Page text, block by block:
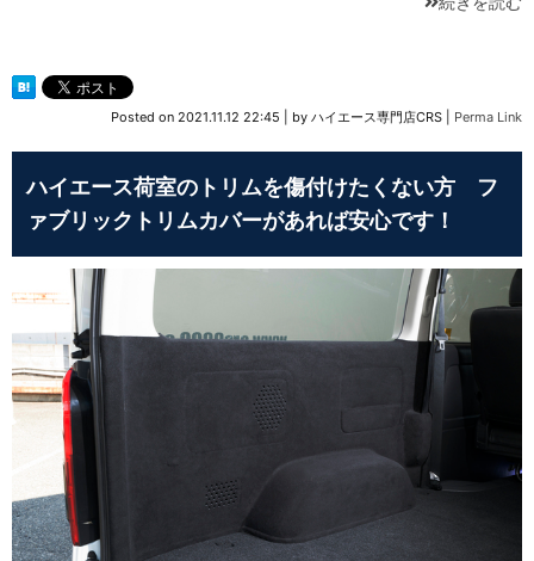
Posted on 2021.11.12 22:45 by ハイエース専門店CRS Perma Link
ハイエース荷室のトリムを傷付けたくない方 フ
ァブリックトリムカバーがあれば安心です！